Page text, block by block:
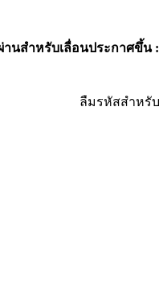
านสำหรับเลื่อนประกาศขึ้น:
ลืมรหัสสำหรั